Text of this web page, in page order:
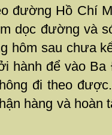
đường Hồ Chí
dọc đường và
hôm sau chưa
hành để vào
đi theo
hàng và hoàn